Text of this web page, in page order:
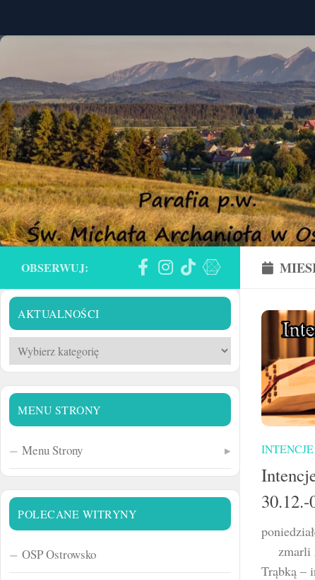
30.12.-
zmarli
Trąbką –
OBSERWUJ:
AKTUALNOŚCI
Aktualności
MENU STRONY
Menu Strony
POLECANE WITRYNY
OSP Ostrowsko